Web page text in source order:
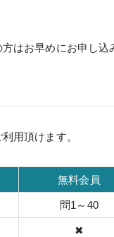
はお早めにお申し込
用頂けます。
無料会員
問1～40
✖